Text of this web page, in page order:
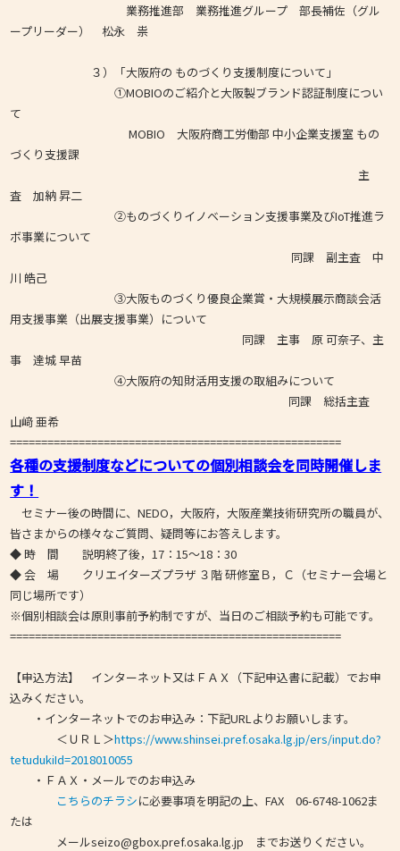
業務推進部 業務推進グループ 部長補佐（グル
ープリーダー） 松永 祟
３）「大阪府の ものづくり支援制度について」
①MOBIOのご紹介と大阪製ブランド認証制度につい
て
MOBIO 大阪府商工労働部 中小企業支援室 もの
づくり支援課
主
査 加納 昇二
②ものづくりイノベーション支援事業及びIoT推進ラ
ボ事業について
同課 副主査 中
川 皓己
③大阪ものづくり優良企業賞・大規模展示商談会活
用支援事業（出展支援事業）について
同課 主事 原 可奈子、主
事 達城 早苗
④大阪府の知財活用支援の取組みについて
同課 総括主査
山﨑 亜希
=====================================================
各種の支援制度などについての個別相談会を同時開催しま
す！
セミナー後の時間に、NEDO，大阪府，大阪産業技術研究所の職員が、
皆さまからの様々なご質問、疑問等にお答えします。
◆ 時 間 説明終了後，17：15～18：30
◆ 会 場 クリエイターズプラザ ３階 研修室Ｂ，Ｃ（セミナー会場と
同じ場所です）
※個別相談会は原則事前予約制ですが、当日のご相談予約も可能です。
=====================================================
【申込方法】 インターネット又はＦＡＸ（下記申込書に記載）でお申
込みください。
・インターネットでのお申込み：下記URLよりお願いします。
＜ＵＲＬ＞https://www.shinsei.pref.osaka.lg.jp/ers/input.do?
tetudukiId=2018010055
・ＦＡＸ・メールでのお申込み
こちらのチラシに必要事項を明記の上、FAX 06-6748-1062ま
たは
メールseizo@gbox.pref.osaka.lg.jp までお送りください。